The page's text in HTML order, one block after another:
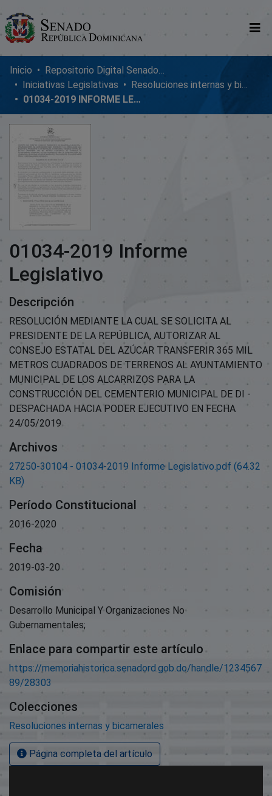
Comunidades
Glosario
Nosotros
Inicio
Repositorio Digital SenadoRD
Iniciativas Legislativas
Resoluciones internas y bicamerales
01034-2019 INFORME LEGISLATIVO
01034-2019 Informe
Legislativo
Descripción
RESOLUCIÓN MEDIANTE LA CUAL SE SOLICITA AL
PRESIDENTE DE LA REPÚBLICA, AUTORIZAR AL
CONSEJO ESTATAL DEL AZÚCAR TRANSFERIR 365 MIL
METROS CUADRADOS DE TERRENOS AL AYUNTAMIENTO
MUNICIPAL DE LOS ALCARRIZOS PARA LA
CONSTRUCCIÓN DEL CEMENTERIO MUNICIPAL DE DI -
DESPACHADA HACIA PODER EJECUTIVO EN FECHA
24/05/2019
Archivos
27250-30104 - 01034-2019 Informe Legislativo.pdf (64.32
KB)
Período Constitucional
2016-2020
Fecha
2019-03-20
Comisión
Desarrollo Municipal Y Organizaciones No
Gubernamentales;
Enlace para compartir este artículo
https://memoriahistorica.senadord.gob.do/handle/1234567
89/28303
Colecciones
Resoluciones internas y bicamerales
Página completa del artículo